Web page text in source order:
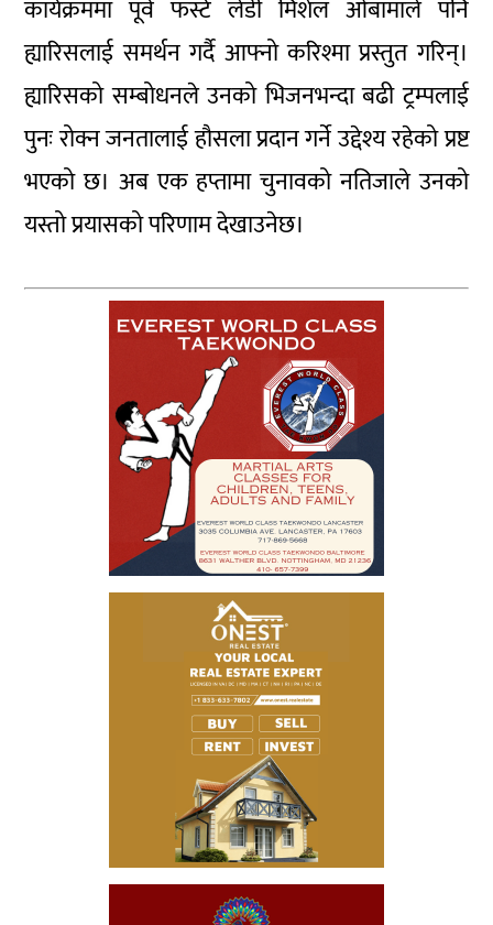
कार्यक्रममा पूर्व फर्स्ट लेडी मिशेल ओबामाले पनि
ह्यारिसलाई समर्थन गर्दै आफ्नो करिश्मा प्रस्तुत गरिन्।
ह्यारिसको सम्बोधनले उनको भिजनभन्दा बढी ट्रम्पलाई
पुनः रोक्न जनतालाई हौसला प्रदान गर्ने उद्देश्य रहेको प्रष्ट
भएको छ। अब एक हप्तामा चुनावको नतिजाले उनको
यस्तो प्रयासको परिणाम देखाउनेछ।